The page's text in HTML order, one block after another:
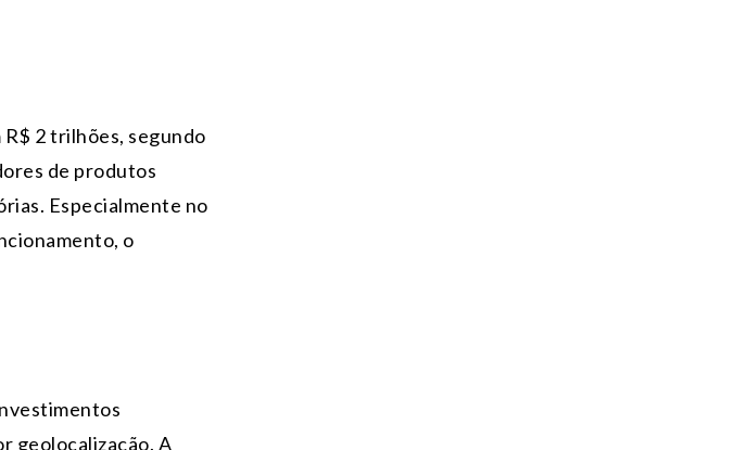
2 trilhões, segundo
de produtos
Especialmente no
o
geolocalização. A